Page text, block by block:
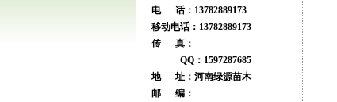
电 话：13782889173
移动电话：13782889173
传 真：
QQ：1597287685
地 址：河南绿源苗木
邮 编：